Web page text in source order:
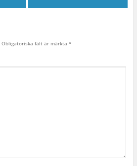
Obligatoriska fält är märkta *